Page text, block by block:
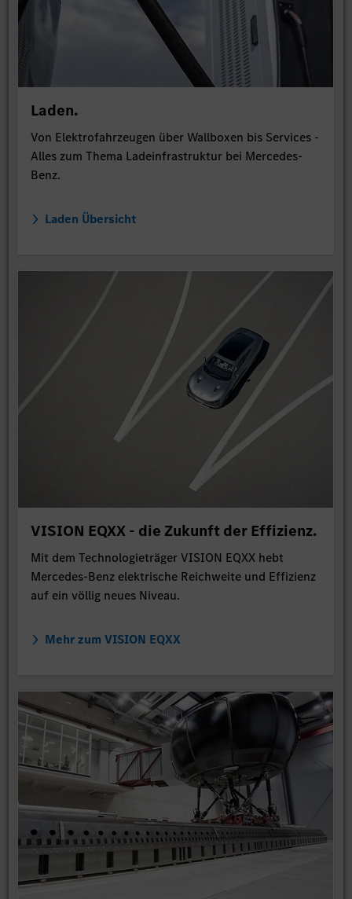
Laden.
Von Elektrofahrzeugen über Wallboxen bis Services -
Alles zum Thema Ladeinfrastruktur bei Mercedes-
Benz.
Laden Übersicht
VISION EQXX - die Zukunft der Effizienz.
Mit dem Technologieträger VISION EQXX hebt
Mercedes-Benz elektrische Reichweite und Effizienz
auf ein völlig neues Niveau.
Mehr zum VISION EQXX